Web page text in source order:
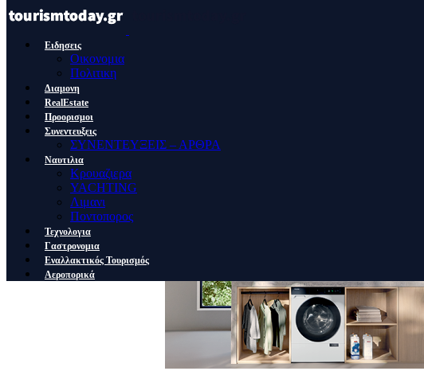
Ειδησεις
Οικονομια
Πολιτικη
Διαμονη
RealEstate
Προορισμοι
Συνεντευξεις
ΣΥΝΕΝΤΕΥΞΕΙΣ – ΑΡΘΡΑ
Ναυτιλια
Κρουαζιερα
YACHTING
Λιμανι
Ποντοπορος
Τεχνολογια
Γαστρονομια
Εναλλακτικός Τουρισμός
Αεροπορικά